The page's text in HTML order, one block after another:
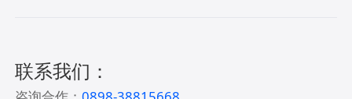
联系我们：